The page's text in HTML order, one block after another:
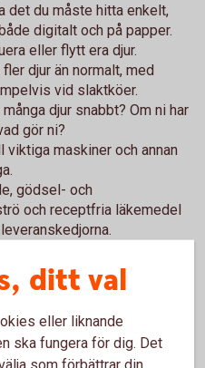
det du måste hitta enkelt,
digitalt och på papper.
eller flytt era djur.
djur än normalt, med
vid slaktköer.
djur snabbt? Om ni har
gör ni?
maskiner och annan
gödsel- och
och receptfria läkemedel
– om krisen eller kriget
kriget kommer
ditt val
eller liknande
ska fungera för dig. Det
som förbättrar din